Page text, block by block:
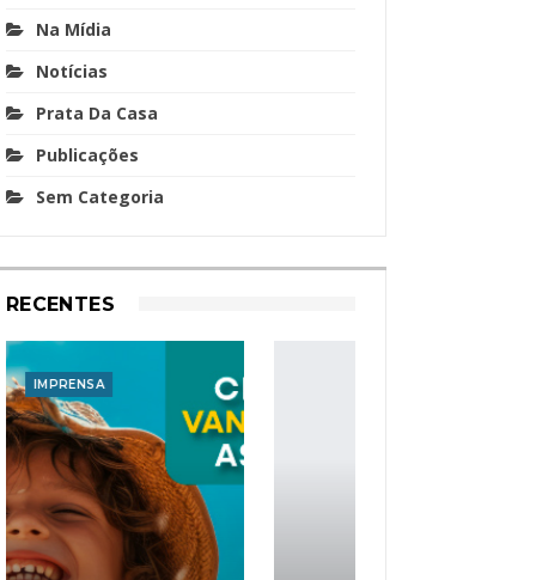
Na Mídia
Notícias
Prata Da Casa
Publicações
Sem Categoria
RECENTES
IMPRENSA